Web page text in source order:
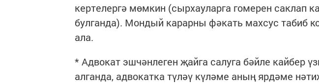
кертелергә мөмкин (сырхауларга гомерен саклап
булганда). Мондый карарны фәкать махсус табиб
ала.
* Адвокат эшчәнлеген җайга салуга бәйле кайбер
алганда, адвокатка түләү күләме аның ярдәме